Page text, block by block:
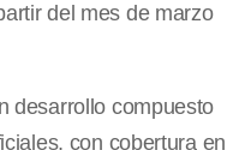
del mes de marzo
desarrollo compuesto
con cobertura en